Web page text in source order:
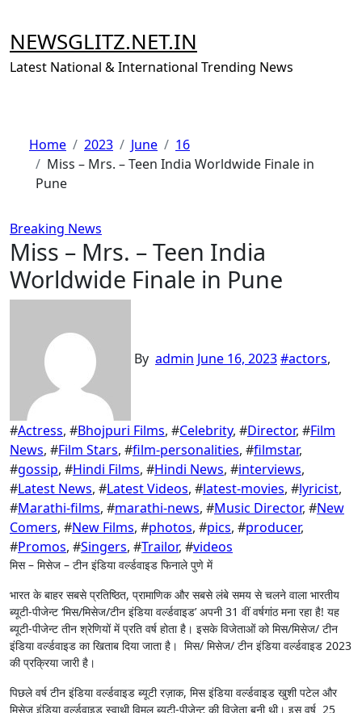
content
NEWSGLITZ.NET.IN
Latest National & International Trending News
Home 2023 June
16
Miss – Mrs. – Teen India Worldwide Finale in
Pune
Breaking News
Miss – Mrs. – Teen India
Worldwide Finale in Pune
By admin June 16, 2023#actors,
#Actress, #Bhojpuri Films, #Celebrity, #Director, #Film
News, #Film Stars, #film-personalities, #filmstar,
#gossip, #Hindi Films, #Hindi News, #interviews,
#Latest News, #Latest Videos, #latest-movies, #lyricist,
#Marathi-films, #marathi-news, #Music Director, #New
Comers, #New Films, #photos, #pics, #producer,
#Promos, #Singers, #Trailor, #videos
मिस – मिसेज – टीन इंडिया वर्ल्डवाइड फिनाले पुणे में
भारत के बाहर सबसे प्रतिष्ठित, प्रामाणिक और सबसे लंबे समय से चलने वाला भारतीय
ब्यूटी-पीजेन्ट ‘मिस/मिसेज/टीन इंडिया वर्ल्डवाइड’ अपनी 31 वीं वर्षगांठ मना रहा है! यह
ब्यूटी-पीजेन्ट तीन श्रेणियों में प्रति वर्ष होता है। इसके विजेताओं को मिस/मिसेज/ टीन
इंडिया वर्ल्डवाइड का खिताब दिया जाता है। मिस/ मिसेज/ टीन इंडिया वर्ल्डवाइड 2023
की प्रक्रिया जारी है।
पिछले वर्ष टीन इंडिया वर्ल्डवाइड ब्यूटी रज़ाक, मिस इंडिया वर्ल्डवाइड खुशी पटेल और
मिसेज इंडिया वर्ल्डवाइड स्वाथी विमल ब्यूटी-पीजेन्ट की विजेता बनी थी। इस वर्ष 25